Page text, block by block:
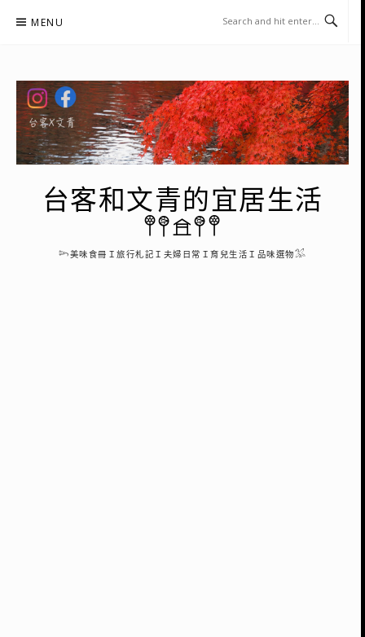
MENU
台客和文青的宜居生活
𖤣𖤥𖠿𖤥𖤣
𓆸美味食冊Ｉ旅行札記Ｉ夫婦日常Ｉ育兒生活Ｉ品味選物𓅮